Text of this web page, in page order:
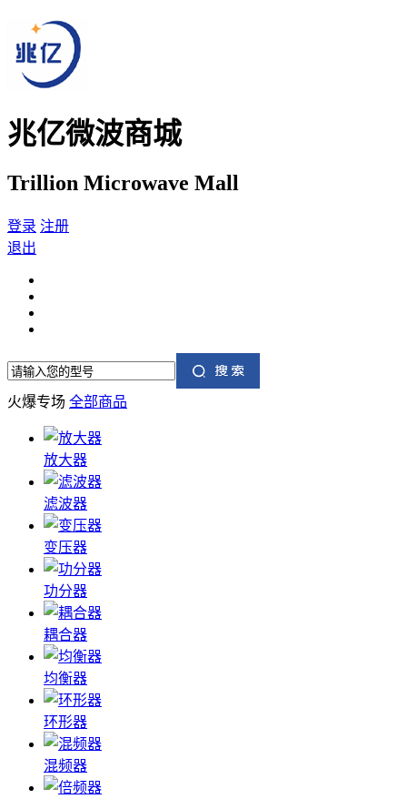
兆亿微波商城
Trillion Microwave Mall
登录 注册
退出
火爆专场 全部商品
放大器
滤波器
变压器
功分器
耦合器
均衡器
环形器
混频器